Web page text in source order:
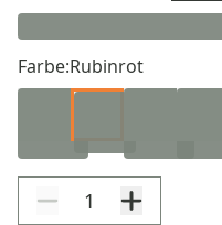
Farbe:Rubinrot